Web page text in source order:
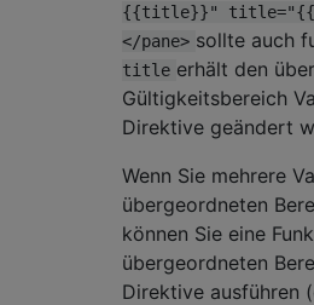
{{title}}"
</pane> sollte auch
title erhält den
Gültigkeitsbereich
Direktive geändert
Wenn Sie mehrere
übergeordneten
können Sie eine
übergeordneten
Direktive ausführen